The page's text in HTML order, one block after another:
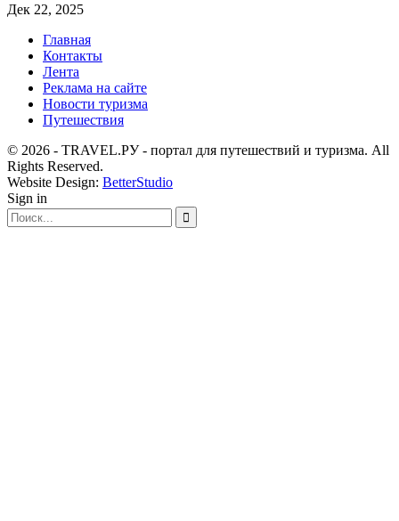
Дек 22, 2025
Главная
Контакты
Лента
Реклама на сайте
Новости туризма
Путешествия
© 2026 - TRAVEL.РУ - портал для путешествий и туризма. All
Rights Reserved.
Website Design: BetterStudio
Sign in